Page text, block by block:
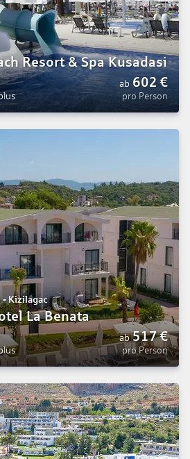
Resort & Spa Kusadasi
ab 602€
pro Person
- Kizilagac
La Benata
ab 517€
pro Person